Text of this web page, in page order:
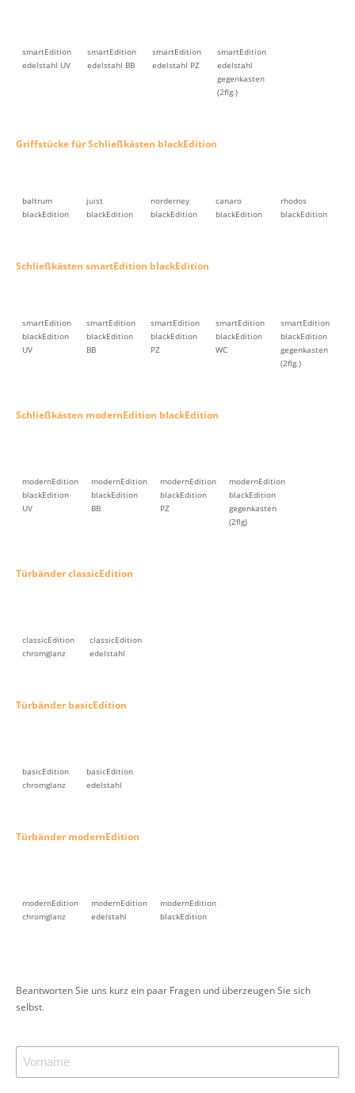
smartEdition
edelstahl UV
smartEdition
edelstahl BB
smartEdition
edelstahl PZ
smartEdition
edelstahl
gegenkasten
(2flg.)
Griffstücke für Schließkästen blackEdition
baltrum
blackEdition
juist
blackEdition
norderney
blackEdition
canaro
blackEdition
rhodos
blackEdition
Schließkästen smartEdition blackEdition
smartEdition
blackEdition
UV
smartEdition
blackEdition
BB
smartEdition
blackEdition
PZ
smartEdition
blackEdition
WC
smartEdition
blackEdition
gegenkasten
(2flg.)
Schließkästen modernEdition blackEdition
modernEdition
blackEdition
UV
modernEdition
blackEdition
BB
modernEdition
blackEdition
PZ
modernEdition
blackEdition
gegenkasten
(2flg)
Türbänder classicEdition
classicEdition
chromglanz
classicEdition
edelstahl
Türbänder basicEdition
basicEdition
chromglanz
basicEdition
edelstahl
Türbänder modernEdition
modernEdition
chromglanz
modernEdition
edelstahl
modernEdition
blackEdition
Beantworten Sie uns kurz ein paar Fragen und überzeugen Sie sich
selbst.